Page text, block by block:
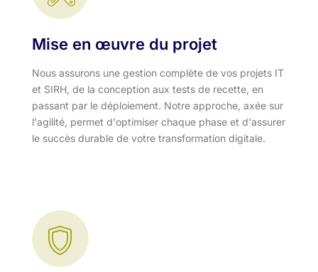
Mise en œuvre du projet
Nous assurons une gestion complète de vos projets IT
et SIRH, de la conception aux tests de recette, en
passant par le déploiement. Notre approche, axée sur
l'agilité, permet d'optimiser chaque phase et d'assurer
le succès durable de votre transformation digitale.